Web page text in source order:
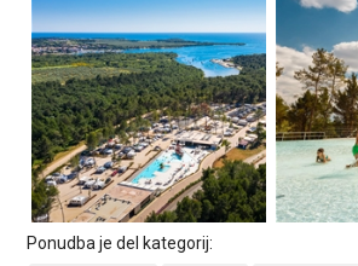
Ponudba je del kategorij: